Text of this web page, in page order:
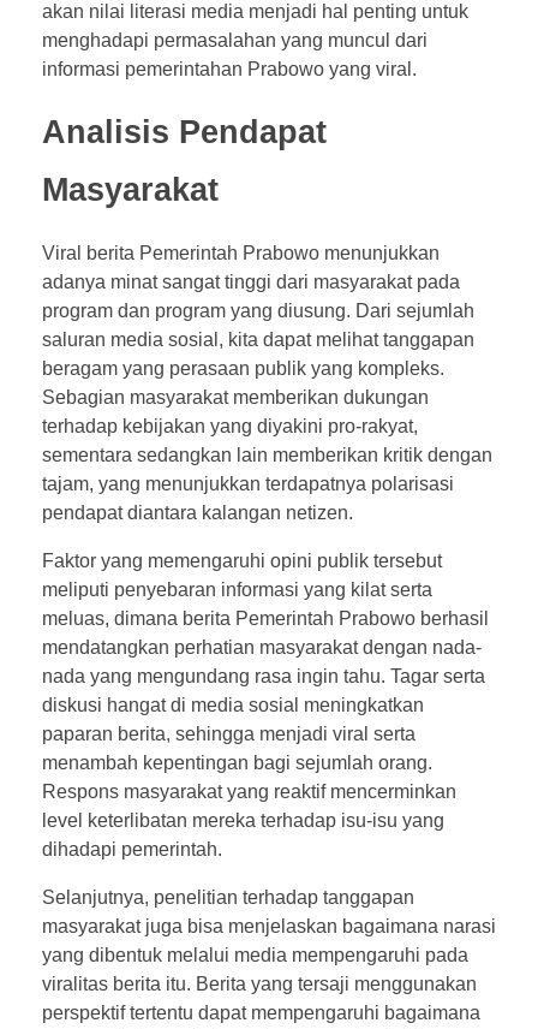
akan nilai literasi media menjadi hal penting untuk
menghadapi permasalahan yang muncul dari
informasi pemerintahan Prabowo yang viral.
Analisis Pendapat
Masyarakat
Viral berita Pemerintah Prabowo menunjukkan
adanya minat sangat tinggi dari masyarakat pada
program dan program yang diusung. Dari sejumlah
saluran media sosial, kita dapat melihat tanggapan
beragam yang perasaan publik yang kompleks.
Sebagian masyarakat memberikan dukungan
terhadap kebijakan yang diyakini pro-rakyat,
sementara sedangkan lain memberikan kritik dengan
tajam, yang menunjukkan terdapatnya polarisasi
pendapat diantara kalangan netizen.
Faktor yang memengaruhi opini publik tersebut
meliputi penyebaran informasi yang kilat serta
meluas, dimana berita Pemerintah Prabowo berhasil
mendatangkan perhatian masyarakat dengan nada-
nada yang mengundang rasa ingin tahu. Tagar serta
diskusi hangat di media sosial meningkatkan
paparan berita, sehingga menjadi viral serta
menambah kepentingan bagi sejumlah orang.
Respons masyarakat yang reaktif mencerminkan
level keterlibatan mereka terhadap isu-isu yang
dihadapi pemerintah.
Selanjutnya, penelitian terhadap tanggapan
masyarakat juga bisa menjelaskan bagaimana narasi
yang dibentuk melalui media mempengaruhi pada
viralitas berita itu. Berita yang tersaji menggunakan
perspektif tertentu dapat mempengaruhi bagaimana